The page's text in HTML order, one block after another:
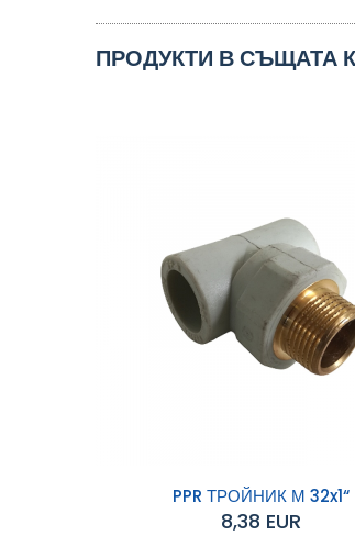
ПРОДУКТИ В СЪЩАТА
PPR ТРОЙНИК М 32x1“
8,38 EUR